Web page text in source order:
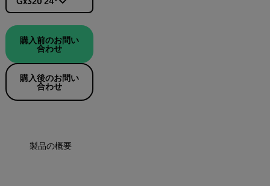
購入前のお問い
合わせ
購入後のお問い
合わせ
製品の概要